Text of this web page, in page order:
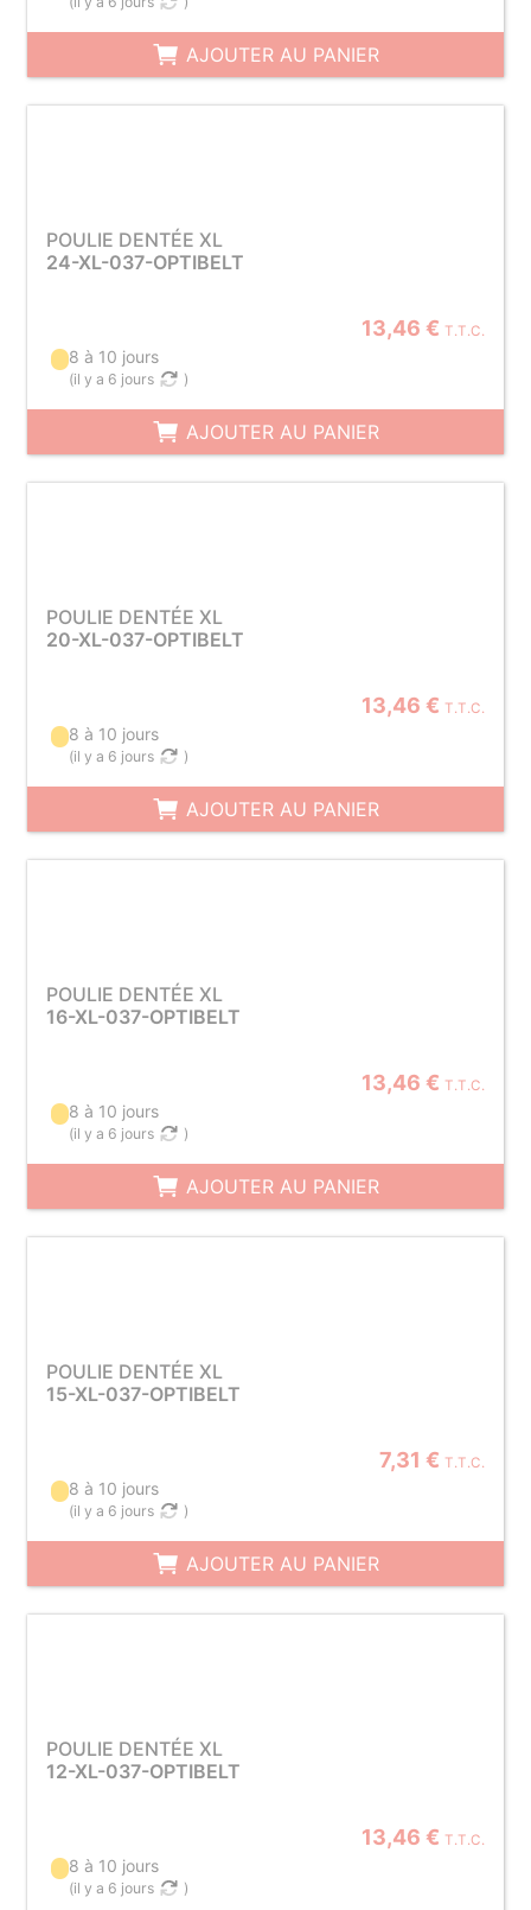
AJOUTER AU PANIER
POULIE DENTÉE XL
24-XL-037-OPTIBELT
13,46 € T.T.C.
8 à 10 jours
(il y a 6 jours )
AJOUTER AU PANIER
POULIE DENTÉE XL
20-XL-037-OPTIBELT
13,46 € T.T.C.
8 à 10 jours
(il y a 6 jours )
AJOUTER AU PANIER
POULIE DENTÉE XL
16-XL-037-OPTIBELT
13,46 € T.T.C.
8 à 10 jours
(il y a 6 jours )
AJOUTER AU PANIER
POULIE DENTÉE XL
15-XL-037-OPTIBELT
7,31 € T.T.C.
8 à 10 jours
(il y a 6 jours )
AJOUTER AU PANIER
POULIE DENTÉE XL
12-XL-037-OPTIBELT
13,46 € T.T.C.
8 à 10 jours
(il y a 6 jours )